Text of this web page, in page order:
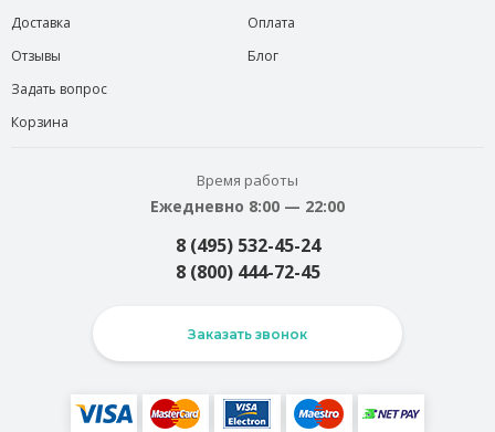
Доставка
Отзывы
Задать вопрос
Корзина
Оплата
Блог
Время работы
Ежедневно 8:00 — 22:00
8 (495) 532-45-24
8 (800) 444-72-45
Заказать звонок